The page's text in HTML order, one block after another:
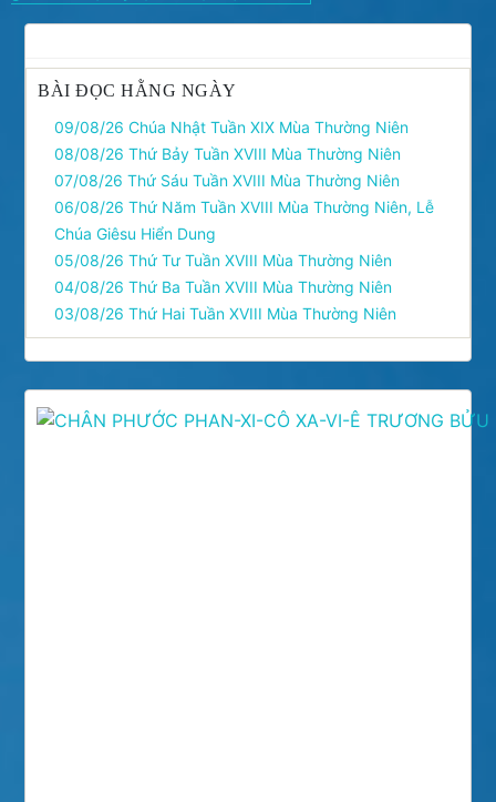
viết
BÀI ĐỌC HẰNG NGÀY
09/08/26 Chúa Nhật Tuần XIX Mùa Thường Niên
08/08/26 Thứ Bảy Tuần XVIII Mùa Thường Niên
07/08/26 Thứ Sáu Tuần XVIII Mùa Thường Niên
06/08/26 Thứ Năm Tuần XVIII Mùa Thường Niên, Lễ
Chúa Giêsu Hiển Dung
05/08/26 Thứ Tư Tuần XVIII Mùa Thường Niên
04/08/26 Thứ Ba Tuần XVIII Mùa Thường Niên
03/08/26 Thứ Hai Tuần XVIII Mùa Thường Niên